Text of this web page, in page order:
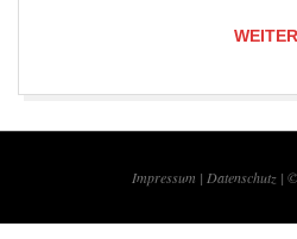
WEITER
Impressum | Datenschutz |